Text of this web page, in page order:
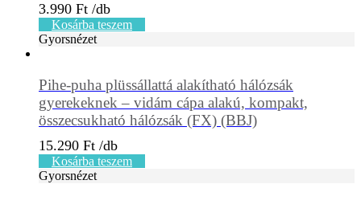
3.990 Ft
Kosárba teszem
Gyorsnézet
Pihe-puha plüssállattá alakítható hálózsák
gyerekeknek – vidám cápa alakú, kompakt,
összecsukható hálózsák (FX) (BBJ)
15.290 Ft
Kosárba teszem
Gyorsnézet